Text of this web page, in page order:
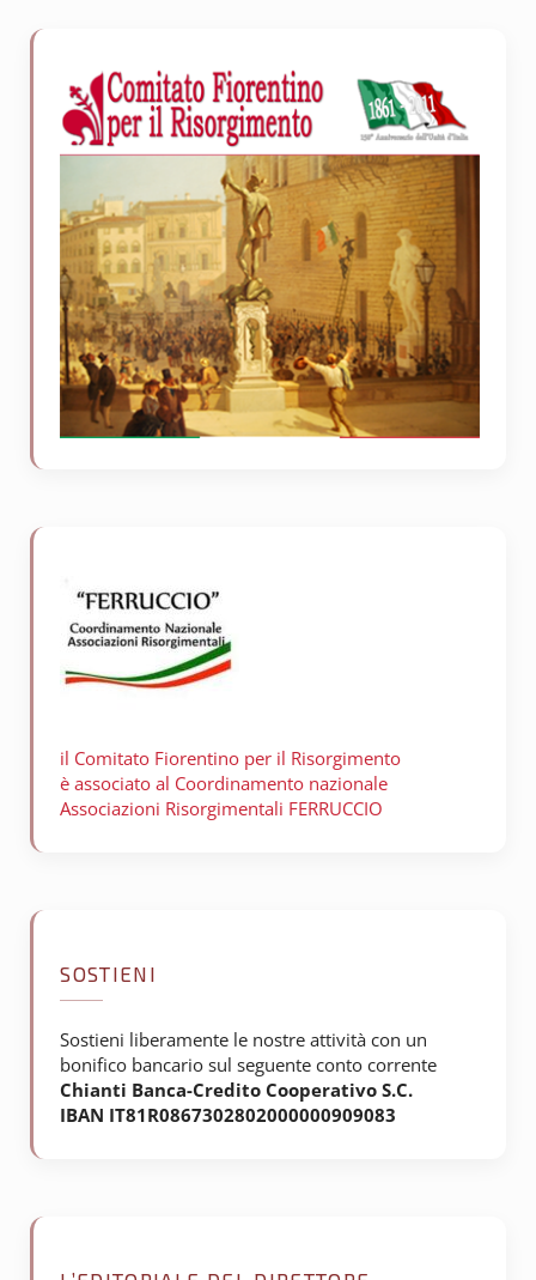
Sidebar
il Comitato Fiorentino per il Risorgimento
è associato al Coordinamento nazionale
Associazioni Risorgimentali FERRUCCIO
SOSTIENI
Sostieni liberamente le nostre attività con un
bonifico bancario sul seguente conto corrente
Chianti Banca-Credito Cooperativo S.C.
IBAN IT81R0867302802000000909083